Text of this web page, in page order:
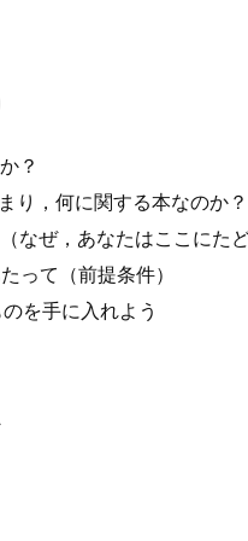
？
り，何に関する本なのか？
なぜ，あなたはここにた
って（前提条件）
を手に入れよう